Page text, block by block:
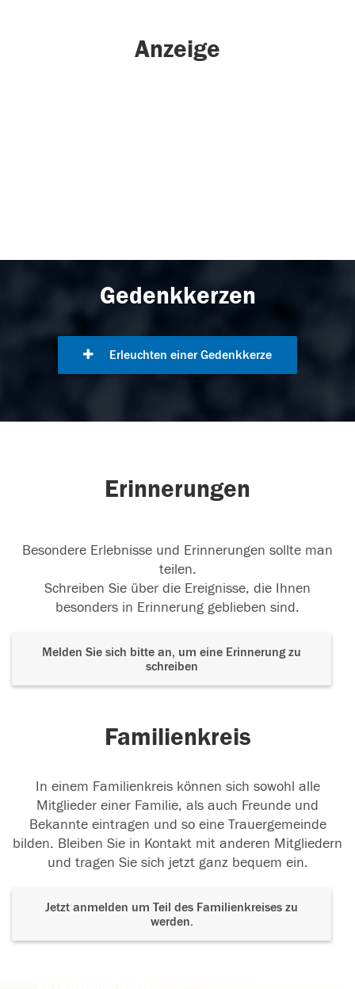
Anzeige
Gedenkkerzen
Erleuchten einer Gedenkkerze
Erinnerungen
Besondere Erlebnisse und Erinnerungen sollte man
teilen.
Schreiben Sie über die Ereignisse, die Ihnen
besonders in Erinnerung geblieben sind.
Melden Sie sich bitte an, um eine Erinnerung zu
schreiben
Familienkreis
In einem Familienkreis können sich sowohl alle
Mitglieder einer Familie, als auch Freunde und
Bekannte eintragen und so eine Trauergemeinde
bilden. Bleiben Sie in Kontakt mit anderen Mitgliedern
und tragen Sie sich jetzt ganz bequem ein.
Jetzt anmelden um Teil des Familienkreises zu
werden.